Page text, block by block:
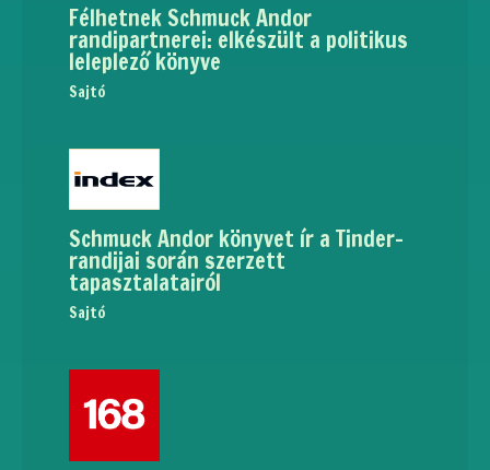
Félhetnek Schmuck Andor
randipartnerei: elkészült a politikus
leleplező könyve
Sajtó
Schmuck Andor könyvet ír a Tinder-
randijai során szerzett
tapasztalatairól
Sajtó